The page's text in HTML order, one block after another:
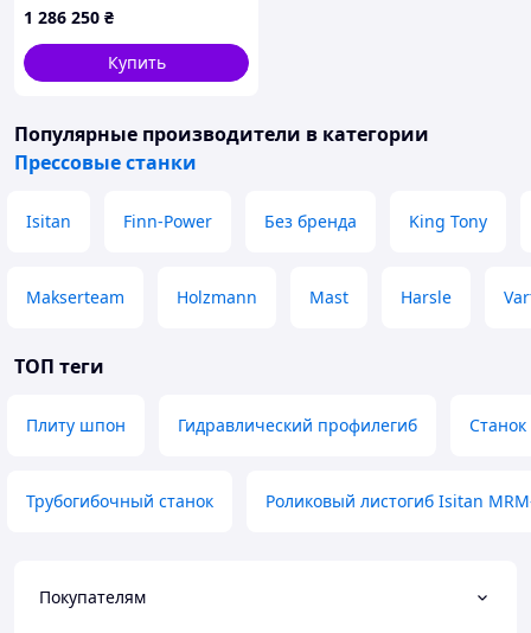
300/3800
1 286 250 ₴
Купить
Популярные производители в категории
Прессовые станки
Isitan Finn-Power Без бренда King Tony
Makserteam Holzmann Mast Harsle
ТОП теги
Плиту шпон Гидравлический профилегиб
Трубогибочный станок Роликовый листогиб Isitan
Покупателям